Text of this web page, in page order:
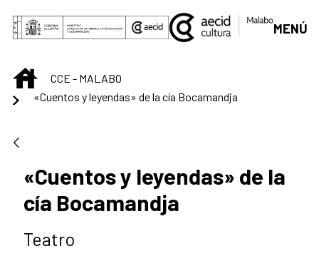
Saltar al contenido principal
MENÚ
INICIOCCE - MALABO
«Cuentos y leyendas» de la cía Bocamandja
«Cuentos y leyendas» de la
cía Bocamandja
Teatro